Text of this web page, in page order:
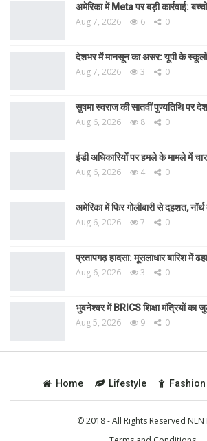
अमेरिका में Meta पर बड़ी कार्रवाई:
Aug 7, 2026 6 0
देशभर में मानसून का असर: यूपी के
Aug 7, 2026 3 0
सुषमा स्वराज की सातवीं पुण्यतिथि पर
Aug 6, 2026 8 0
ईडी अधिकारियों पर हमले के मामले में
Aug 6, 2026 4 0
अमेरिका में फिर गोलीबारी से दहशत,
Aug 6, 2026 7 0
प्रतापगढ़ हादसा: मूसलाधार बारिश में
Aug 6, 2026 3 0
भुवनेश्वर में BRICS शिक्षा मंत्रियों का
Aug 5, 2026 9 0
Home Lifestyle Fashion
© 2018 - All Rights Reserved NLN